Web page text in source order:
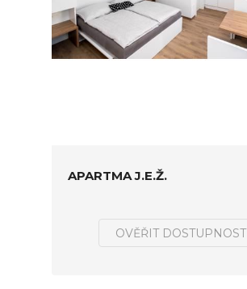
APARTMA J.E.Ž.
OVĚŘIT DOSTUPNOST